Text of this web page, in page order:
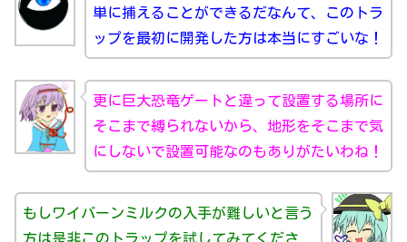
単に捕えることができるだなんて、このトラ
ップを最初に開発した方は本当にすごいな！
更に巨大恐竜ゲートと違って設置する場所に
そこまで縛られないから、地形をそこまで気
にしないで設置可能なのもありがたいわね！
もしワイバーンミルクの入手が難しいと言う
方は是非このトラップを試してみてくださ